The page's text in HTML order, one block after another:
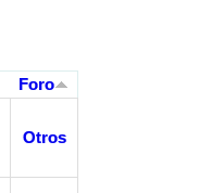
Foro
Otros